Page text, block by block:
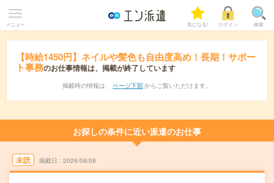
メニュー 気になる! ログイン 検索
【時給1450円】ネイルや髪色も自由度高め！長期！サポー
ト事務のお仕事情報は、掲載が終了しています
掲載時の情報は、 ページ下部 からご覧いただけます。
お探しの条件に近い派遣のお仕事
未読 掲載日 2026/08/08